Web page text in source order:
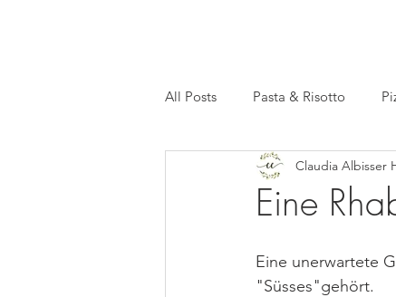
All Posts Pasta & Risotto
Meal Prep
Eine
Claudia Albisser
Eine unerwartete
"Süsses"gehört.